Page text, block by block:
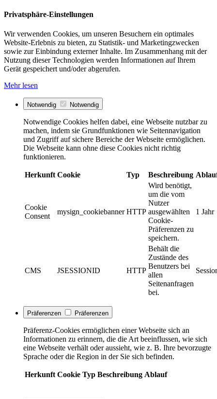
Privatsphäre-Einstellungen
Wir verwenden Cookies, um unseren Besuchern ein optimales
Website-Erlebnis zu bieten, zu Statistik- und Marketingzwecken
sowie zur Einbindung externer Inhalte. Im Zusammenhang mit der
Nutzung dieser Technologien werden Informationen auf Ihrem
Gerät gespeichert und/oder abgerufen.
Mehr lesen
Notwendig Notwendig
Notwendige Cookies helfen dabei, eine Webseite nutzbar zu
machen, indem sie Grundfunktionen wie Seitennavigation
und Zugriff auf sichere Bereiche der Webseite ermöglichen.
Die Webseite kann ohne diese Cookies nicht richtig
funktionieren.
Herkunft Cookie Typ Beschreibung
Cookie
Consent
mysign_cookiebanner HTTP
Wird benötigt,
um die vom
Nutzer
ausgewählten
Cookie-
Präferenzen zu
speichern.
1 Jahr
CMS JSESSIONID HTTP
Behält die
Zustände des
Benutzers bei
allen
Seitenanfragen
bei.
Präferenzen Präferenzen
Präferenz-Cookies ermöglichen einer Webseite sich an
Informationen zu erinnern, die die Art beeinflussen, wie sich
eine Webseite verhält oder aussieht, wie z. B. Ihre bevorzugte
Sprache oder die Region in der Sie sich befinden.
Herkunft Cookie Typ Beschreibung Ablauf